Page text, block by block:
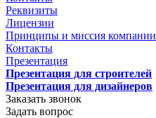
Реквизиты
Лицензии
Принципы и миссия компании
Контакты
Презентация
Презентация для строителей
Презентация для дизайнеров
Заказать звонок
Задать вопрос